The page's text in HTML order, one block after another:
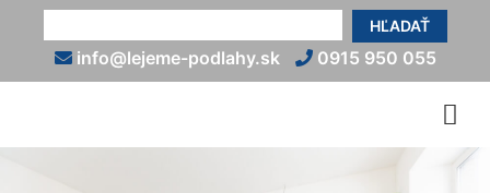
HĽADAŤ
info@lejeme-podlahy.sk 0915 950 055